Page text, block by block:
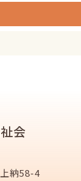
会
納58-4